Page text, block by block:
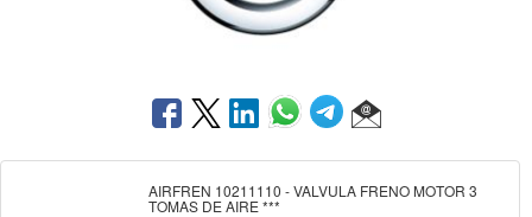
AIRFREN 10211110 - VALVULA FRENO MOTOR 3
TOMAS DE AIRE ***